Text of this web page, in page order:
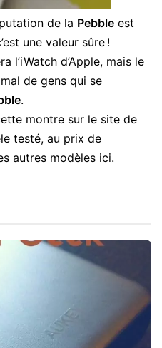
de la Pebble est
une valeur sûre !
l’iWatch d’Apple, mais le
de gens qui se
.
montre sur le site de
testé, au prix de
autres modèles ici.